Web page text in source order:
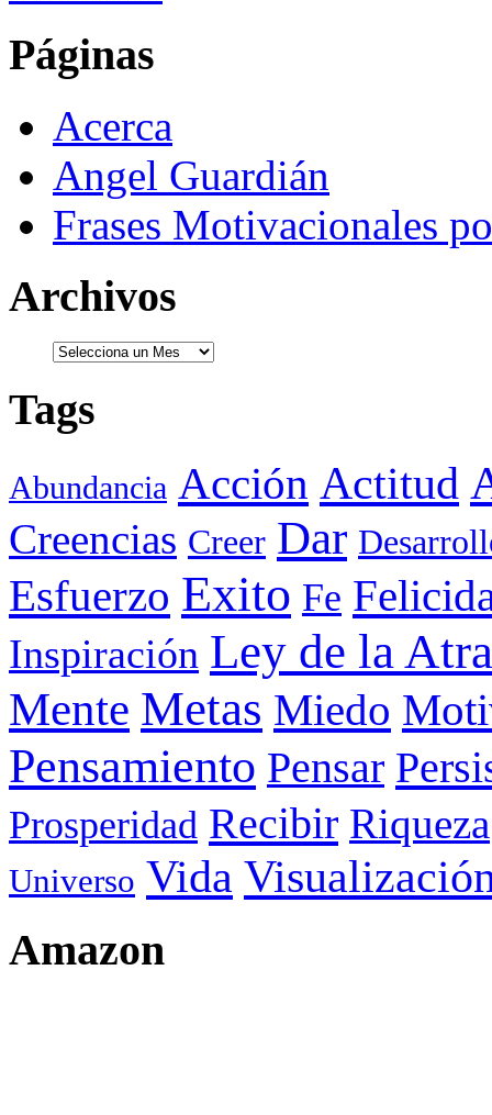
Páginas
Acerca
Angel Guardián
Frases Motivacionales
Archivos
Tags
Abundancia Acción Actitud
Creencias Creer Dar
Esfuerzo Exito Fe
Inspiración Ley de la
Mente Metas Miedo
Pensamiento Pensar
Prosperidad Recibir Riqueza
Universo Vida
Amazon